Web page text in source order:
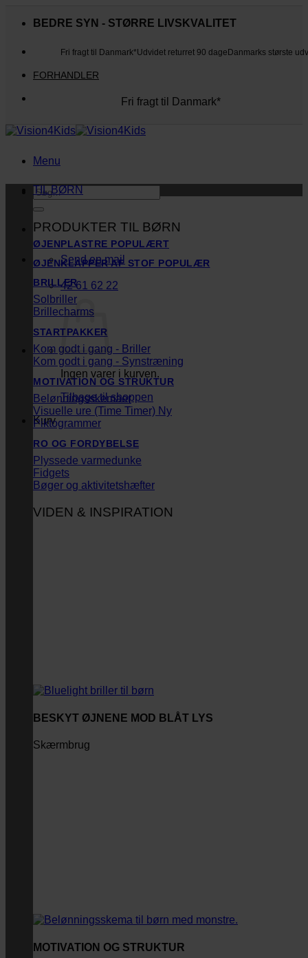
BEDRE SYN - STØRRE LIVSKVALITET
Fri fragt til Danmark*Udvidet returret 90 dage Danmarks største
FORHANDLER
Fri fragt til Danmark*
Menu
Søg
efter:
Send en mail
42 61 62 22
Ingen varer i kurven.
Tilbage til shoppen
Kurv
TIL BØRN
PRODUKTER TIL BØRN
ØJENPLASTRE
ØJENKLAPPER AF STOF
BRILLER
Solbriller
Brillecharms
STARTPAKKER
Kom godt i gang - Briller
Kom godt i gang - Synstræning
MOTIVATION OG STRUKTUR
Belønningsskemaer
Visuelle ure (Time Timer)
Piktogrammer
RO OG FORDYBELSE
Plyssede varmedunke
Fidgets
Bøger og aktivitetshæfter
VIDEN & INSPIRATION
BESKYT ØJNENE MOD BLÅT LYS
Skærmbrug
MOTIVATION OG STRUKTUR